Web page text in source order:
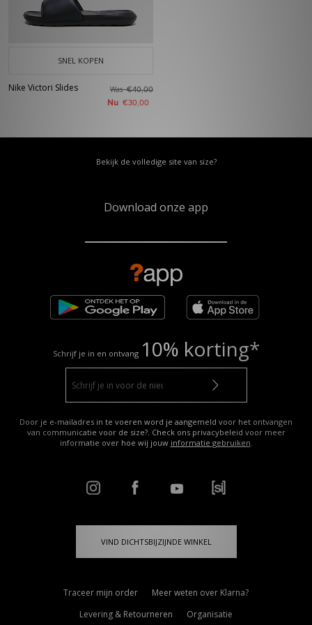
SNEL KOPEN
Nike Victori Slides Was€40,00
Nu €30,00
Bekijk de volledige site van size?
Download onze app
Schrijf je in en ontvang 10% korting*
Door je e-mailadres in te voeren word je aangemeld voor het ontvangen
van communicatie voor de size?. Check ons privacybeleid voor meer
informatie over hoe wij jouw informatie gebruiken.
VIND DICHTSBIJZIJNDE WINKEL
Traceer mijn order
Meer weten over Klarna?
Levering & Retourneren
Organisatie